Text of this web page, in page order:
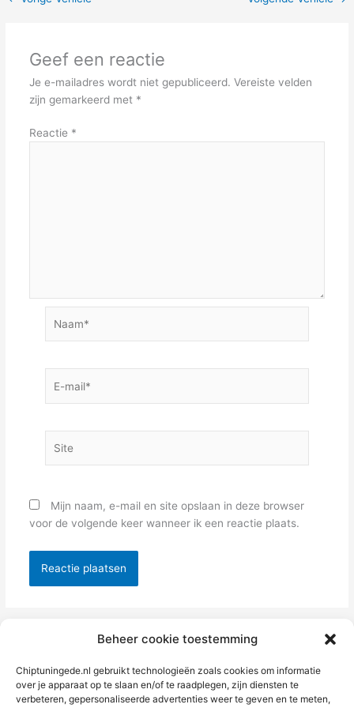
Beheer cookie toestemming
Chiptuningede.nl gebruikt technologieën zoals cookies om informatie
over je apparaat op te slaan en/of te raadplegen, zijn diensten te
verbeteren, gepersonaliseerde advertenties weer te geven en te meten,
Geef een reactie
Je e-mailadres wordt niet gepubliceerd. Vereiste velden
zijn gemarkeerd met *
Reactie *
mail*
Mijn naam, e-mail en site opslaan in deze browser
voor de volgende keer wanneer ik een reactie plaats.